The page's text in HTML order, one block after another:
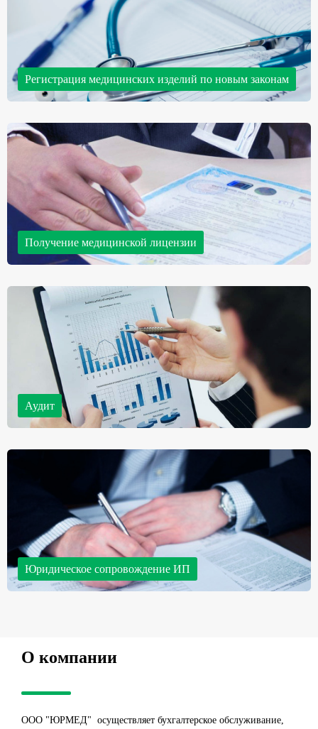
Регистрация медицинских изделий по новым законам
регистрационного досье с заказчиком;
подача документов в Росздравнадзор и пр.
Получение медицинской лицензии
соискателя лицензии – и подадим собранные документы в
лицензирующий орган.
Аудит
налоговый экспресс-аудит; инвентаризация расчетов с контрагентами;
Юридическое сопровождение ИП
О компании
ООО "ЮРМЕД" осуществляет бухгалтерское обслуживание,